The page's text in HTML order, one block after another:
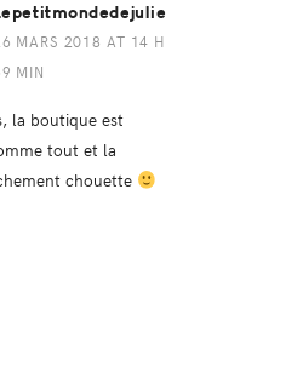
MARS 2018 AT 14 H
MIN
la boutique est
tout et la
chouette